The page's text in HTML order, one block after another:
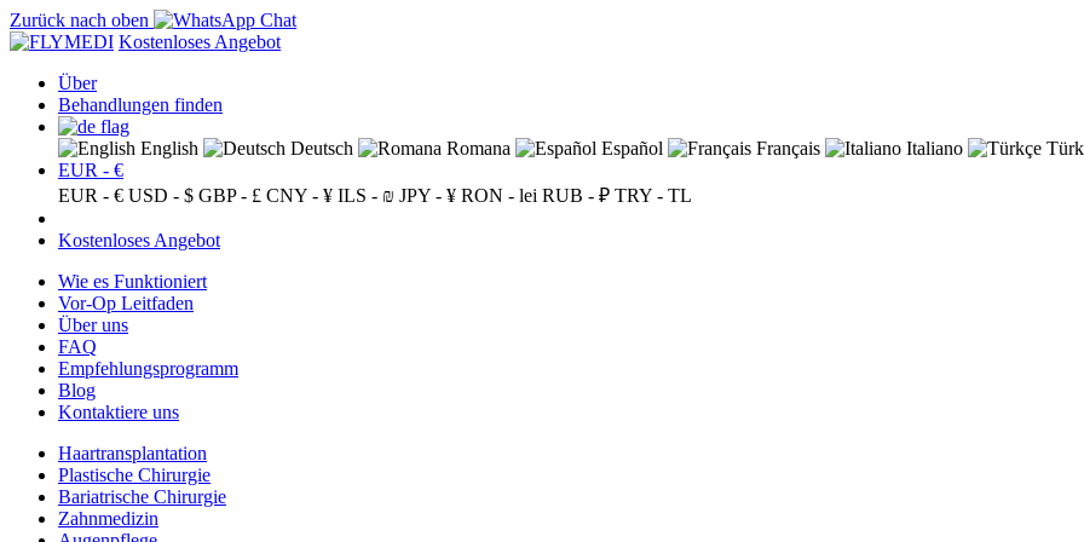
Zurück nach oben
Kostenloses Angebot
Über
Behandlungen finden
English Deutsch Romana Español Français Italiano
EUR - €
EUR - € USD - $ GBP - £ CNY - ¥ ILS - ₪ JPY - ¥ RON - lei RUB - ₽ TRY - TL
Kostenloses Angebot
Wie es Funktioniert
Vor-Op Leitfaden
Über uns
FAQ
Empfehlungsprogramm
Blog
Kontaktiere uns
Haartransplantation
Plastische Chirurgie
Bariatrische Chirurgie
Zahnmedizin